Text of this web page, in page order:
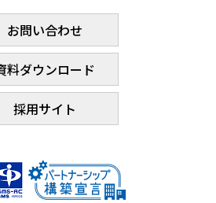
お問い合わせ
料ダウンロード
採用サイト